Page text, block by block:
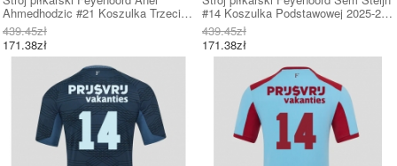
Ahmedhodzic #21 Koszulka Trzeciej
2025-26 Krótki Rękaw
439.45zł
171.38zł
#14 Koszulka Podstawowej 2025-26
Krótki Rękaw
439.45zł
171.38zł